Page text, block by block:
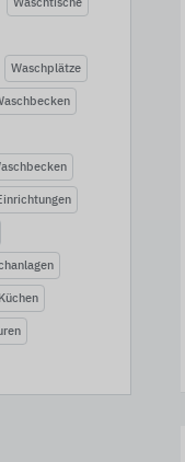
Waschtische
Waschplätze
Küchen